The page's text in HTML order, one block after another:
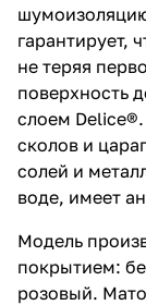
гарантирует,
не теряя
поверхность
слоем
сколов и
солей и
воде, имеет
Модель
покрытием:
розовый.